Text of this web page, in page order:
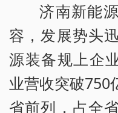
济南新能
容，发展势头
源装备规上企
业营收突破750
省前列，占全